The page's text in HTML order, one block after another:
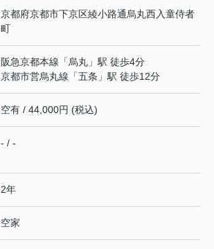
京都府京都市下京区綾小路通烏丸西入童侍者
町
阪急京都本線 「烏丸 」駅 徒歩4分
京都市営烏丸線 「五条 」駅 徒歩12分
空有 / 44,000円 (税込)
- / -
2年
空家